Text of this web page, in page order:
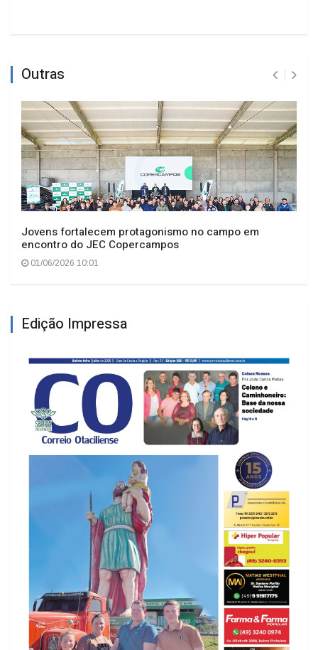
Outras
Jovens fortalecem protagonismo no campo em
encontro do JEC Copercampos
01/06/2026 10:01
Edição Impressa